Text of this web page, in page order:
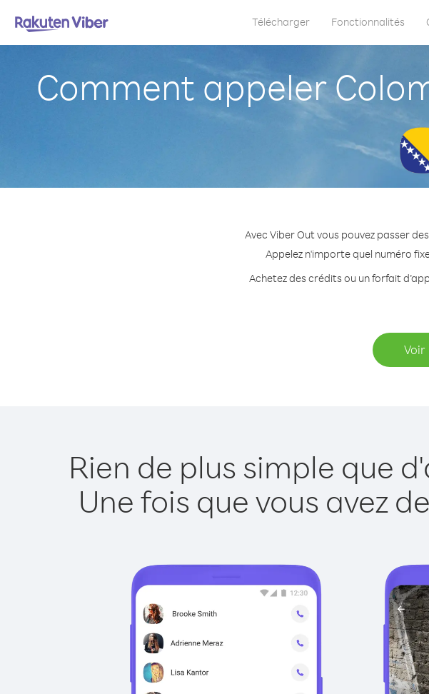
Télécharger Fonctionnalités
Comment appeler
Avec Viber Out vous pouvez passer
Appelez n'importe quel numéro
Achetez des crédits ou un forfait
Voir
Rien de plus simple que
Une fois que vous avez